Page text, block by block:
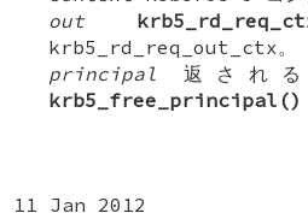
out
krb5_rd_req_out_ctx。
principal 返される
krb5_free_principal()
11 Jan 2012